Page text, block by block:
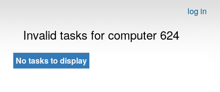
log in
Invalid tasks for computer 624
No tasks to display